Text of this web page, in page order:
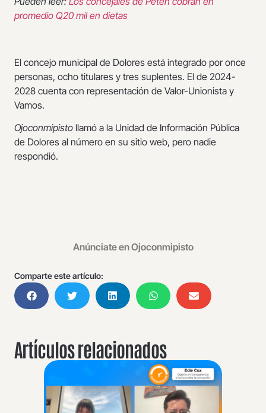
promedio Q20 mil en dietas
El concejo municipal de Dolores está integrado por once
personas, ocho titulares y tres suplentes. El de 2024-
2028 cuenta con representación de Valor-Unionista y
Vamos.
Ojoconmipisto llamó a la Unidad de Información Pública
de Dolores al número en su sitio web, pero nadie
respondió.
Anúnciate en Ojoconmipisto
Comparte este artículo:
Artículos relacionados